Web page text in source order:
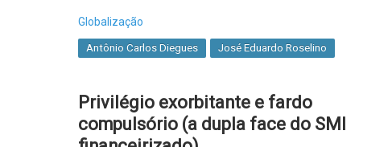
Globalização
Antônio Carlos Diegues José Eduardo Roselino
Privilégio exorbitante e fardo
compulsório (a dupla face do SMI